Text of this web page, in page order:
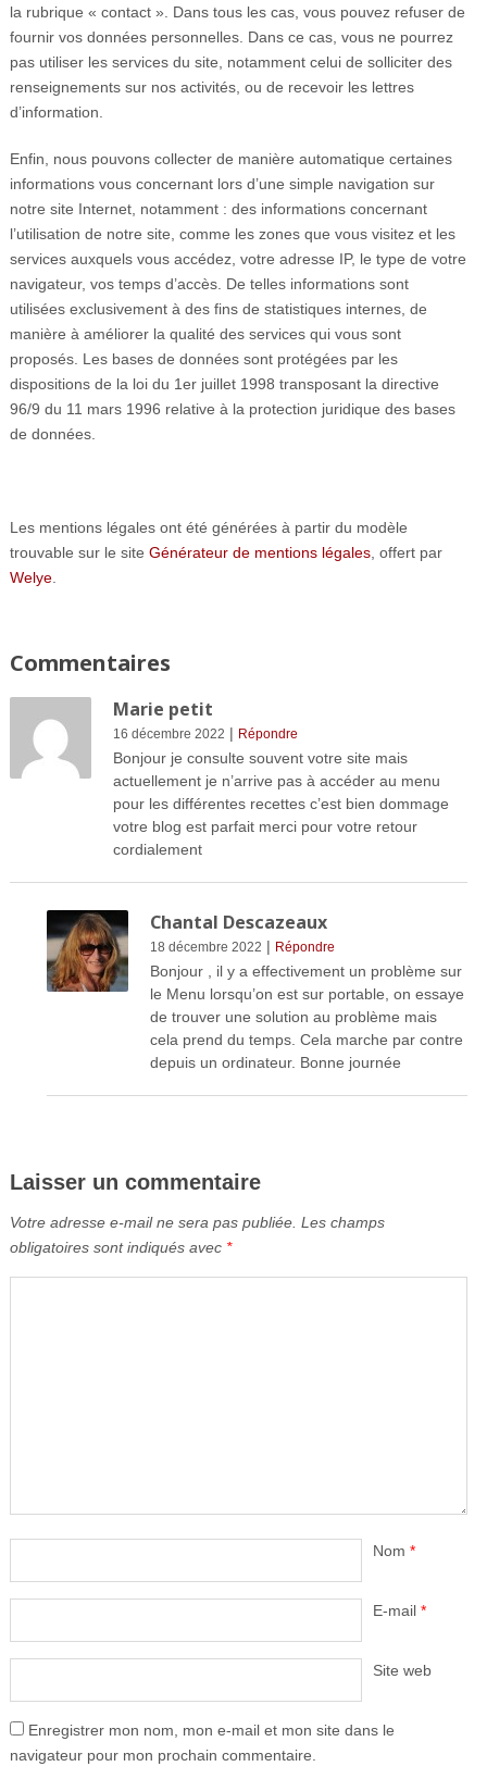
la rubrique « contact ». Dans tous les cas, vous pouvez refuser de
fournir vos données personnelles. Dans ce cas, vous ne pourrez
pas utiliser les services du site, notamment celui de solliciter des
renseignements sur nos activités, ou de recevoir les lettres
d’information.
Enfin, nous pouvons collecter de manière automatique certaines
informations vous concernant lors d’une simple navigation sur
notre site Internet, notamment : des informations concernant
l’utilisation de notre site, comme les zones que vous visitez et les
services auxquels vous accédez, votre adresse IP, le type de votre
navigateur, vos temps d’accès. De telles informations sont
utilisées exclusivement à des fins de statistiques internes, de
manière à améliorer la qualité des services qui vous sont
proposés. Les bases de données sont protégées par les
dispositions de la loi du 1er juillet 1998 transposant la directive
96/9 du 11 mars 1996 relative à la protection juridique des bases
de données.
Les mentions légales ont été générées à partir du modèle
trouvable sur le site Générateur de mentions légales, offert par
Welye.
Commentaires
Marie petit
16 décembre 2022 | Répondre
Bonjour je consulte souvent votre site mais
actuellement je n’arrive pas à accéder au menu
pour les différentes recettes c’est bien dommage
votre blog est parfait merci pour votre retour
cordialement
Chantal Descazeaux
18 décembre 2022 | Répondre
Bonjour , il y a effectivement un problème sur
le Menu lorsqu’on est sur portable, on essaye
de trouver une solution au problème mais
cela prend du temps. Cela marche par contre
depuis un ordinateur. Bonne journée
Laisser un commentaire
Votre adresse e-mail ne sera pas publiée. Les champs
obligatoires sont indiqués avec *
Nom *
E-mail *
Site web
Enregistrer mon nom, mon e-mail et mon site dans le
navigateur pour mon prochain commentaire.